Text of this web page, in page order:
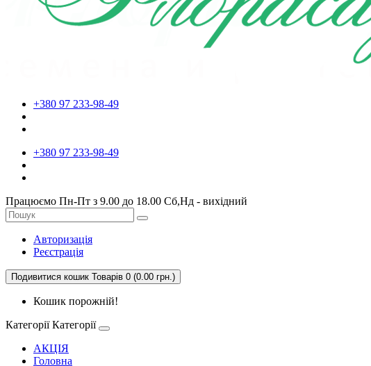
+380 97 233-98-49
+380 97 233-98-49
Працюємо Пн-Пт з 9.00 до 18.00 Сб,Нд - вихідний
Авторизація
Реєстрація
Подивитися кошик Товарів 0 (0.00 грн.)
Кошик порожній!
Категорії Категорії
АКЦІЯ
Головна